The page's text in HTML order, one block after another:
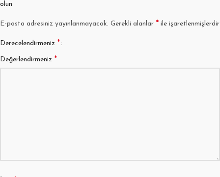
olun
E-posta adresiniz yayınlanmayacak. Gerekli alanlar * ile işaretlenmişlerdir
Derecelendirmeniz *
Değerlendirmeniz *